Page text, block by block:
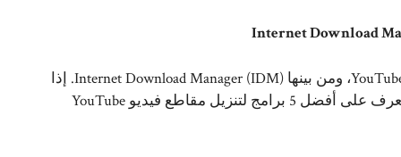
توفر العديد من التطبيقات حاليًا إمكانية تنزيل مقاطع الفيديو من YouTube، ومن بينها Internet Download Manager (IDM). إذا
كنت تشعر بالارتباك حول اختيار البرنامج المناسب، يمكنك الآن التعرف على أفضل 5 برامج لتنزيل مقاطع فيديو YouTube